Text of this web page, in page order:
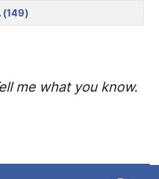
(149)
me what you know.